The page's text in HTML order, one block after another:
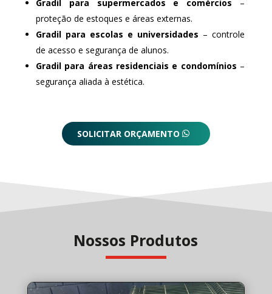
Gradil para supermercados e comércios –
proteção de estoques e áreas externas.
Gradil para escolas e universidades – controle
de acesso e segurança de alunos.
Gradil para áreas residenciais e condomínios –
segurança aliada à estética.
SOLICITAR ORÇAMENTO
Nossos Produtos